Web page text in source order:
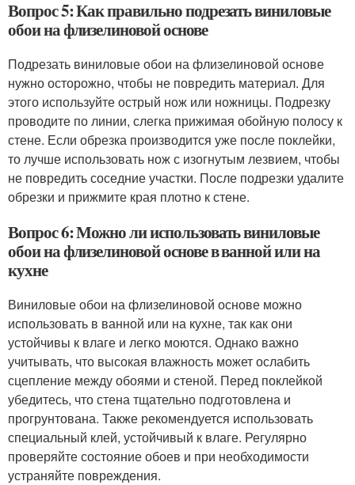
Вопрос 5: Как правильно подрезать виниловые
обои на флизелиновой основе
Подрезать виниловые обои на флизелиновой основе
нужно осторожно, чтобы не повредить материал. Для
этого используйте острый нож или ножницы. Подрезку
проводите по линии, слегка прижимая обойную полосу к
стене. Если обрезка производится уже после поклейки,
то лучше использовать нож с изогнутым лезвием, чтобы
не повредить соседние участки. После подрезки удалите
обрезки и прижмите края плотно к стене.
Вопрос 6: Можно ли использовать виниловые
обои на флизелиновой основе в ванной или на
кухне
Виниловые обои на флизелиновой основе можно
использовать в ванной или на кухне, так как они
устойчивы к влаге и легко моются. Однако важно
учитывать, что высокая влажность может ослабить
сцепление между обоями и стеной. Перед поклейкой
убедитесь, что стена тщательно подготовлена и
прогрунтована. Также рекомендуется использовать
специальный клей, устойчивый к влаге. Регулярно
проверяйте состояние обоев и при необходимости
устраняйте повреждения.